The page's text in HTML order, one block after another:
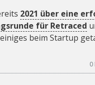
2021 über eine
für Retraced
beim Startup
0